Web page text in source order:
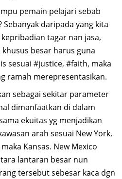
pemain pelajari sebab
daripada yang kita
tagar nan jasa,
besar harus guna
sesuai #justice, #faith, maka
ramah merepresentasikan.
sebagai sekitar parameter
dimanfaatkan di dalam
ekuitas yg menjadikan
arah sesuai New York,
Kansas. New Mexico
lantaran besar nun
tersebut sebesar kaca dgn